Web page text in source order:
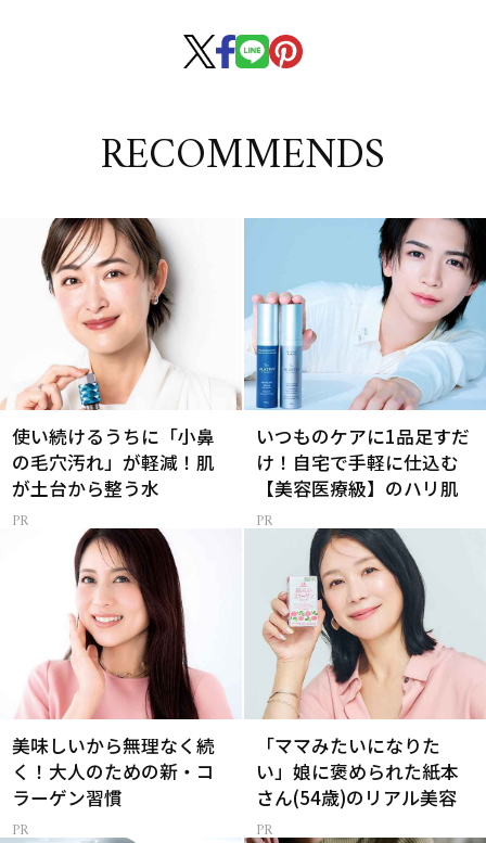
RECOMMENDS
使い続けるうちに「小鼻
の毛穴汚れ」が軽減！肌
が土台から整う水
いつものケアに1品足すだ
け！自宅で手軽に仕込む
【美容医療級】のハリ肌
美味しいから無理なく続
く！大人のための新・コ
ラーゲン習慣
「ママみたいになりた
い」娘に褒められた紙本
さん(54歳)のリアル美容